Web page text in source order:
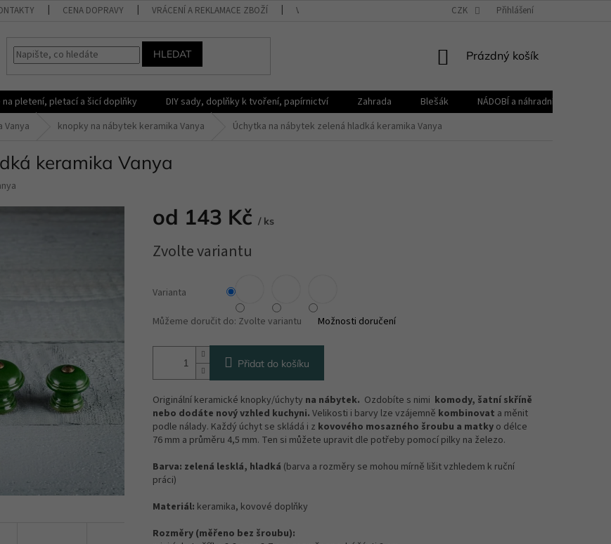
CENA DOPRAVY VRÁCENÍ A REKLAMACE ZBOŽÍ VŠEOBECNÉ OBCHODNÍ PODMÍNKY REKLAMAČNÍ ŘÁD
CZK Přihlášení
HLEDAT
NÁKUPNÍ
Prázdný košík
na pletení, pletací a šicí doplňky DIY sady, doplňky k tvoření, papírnictví Zahrada Blešák
NÁDOBÍ a náhradní díly KELOmat
Vanya knopky na nábytek keramika Vanya Úchytka na nábytek zelená hladká keramika Vanya
keramika Vanya
od 143 Kč / ks
cena:
Zvolte variantu
Varianta
Můžeme doručit do: Zvolte variantu Možnosti doručení
Přidat do košíku
Originální keramické knopky/úchyty na nábytek. Ozdobíte s nimi komody, šatní skříně
nebo dodáte nový vzhled kuchyni. Velikosti i barvy lze vzájemně kombinovat a měnit
podle nálady. Každý úchyt se skládá i z kovového mosazného šroubu a matky o délce
76 mm a průměru 4,5 mm. Ten si můžete upravit dle potřeby pomocí pilky na železo.
Barva: zelená lesklá, hladká (barva a rozměry se mohou mírně lišit vzhledem k ruční
práci)
Materiál: keramika, kovové doplňky
Rozměry (měřeno bez šroubu):